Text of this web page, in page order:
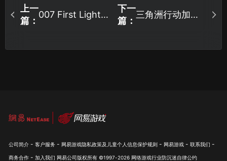
上一
篇：
007 First Light
你守护游戏进
下一
篇：
三角洲行动加速
公司简介 - 客户服务 - 网易游戏隐私政策及儿童个人信息保护规则 - 网易游戏 - 联系我们 -
商务合作 - 加入我们 网易公司版权所有 ©1997-2026 网络游戏行业防沉迷自律公约